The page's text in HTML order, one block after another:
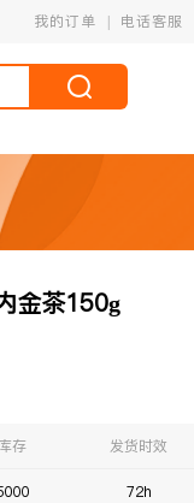
我的订单 电话客服
金茶150g
存 发货时效
72h